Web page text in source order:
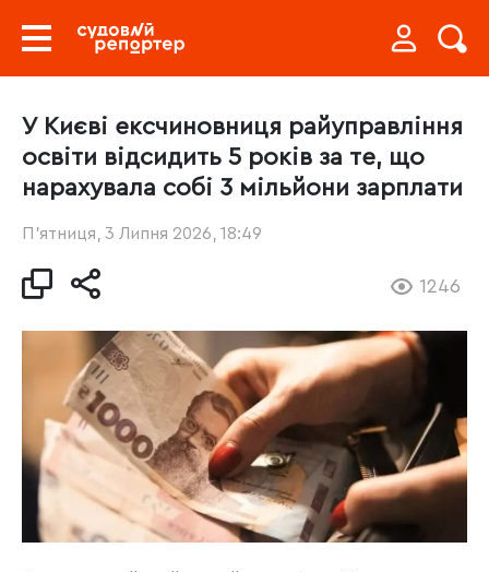
У Києві ексчиновниця райуправління
освіти відсидить 5 років за те, що
нарахувала собі 3 мільйони зарплати
П’ятниця, 3 Липня 2026, 18:49
1246